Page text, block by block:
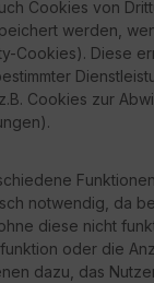
Cookies von
werden,
Cookies). Diese
Cookies zur
notwendig, da
diese nicht
oder die
dazu, das